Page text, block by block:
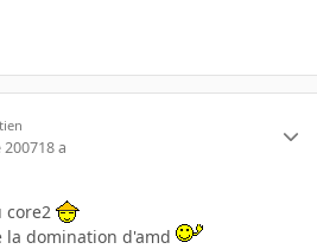
200718 a
core2
la domination d'amd